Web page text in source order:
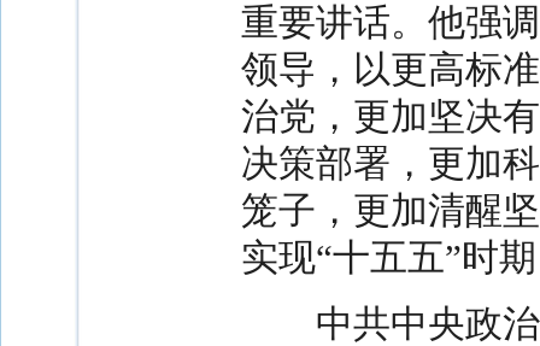
重要讲话。他强
领导，以更高标
治党，更加坚决
决策部署，更加
笼子，更加清醒
实现“十五五”时
中共中央政治